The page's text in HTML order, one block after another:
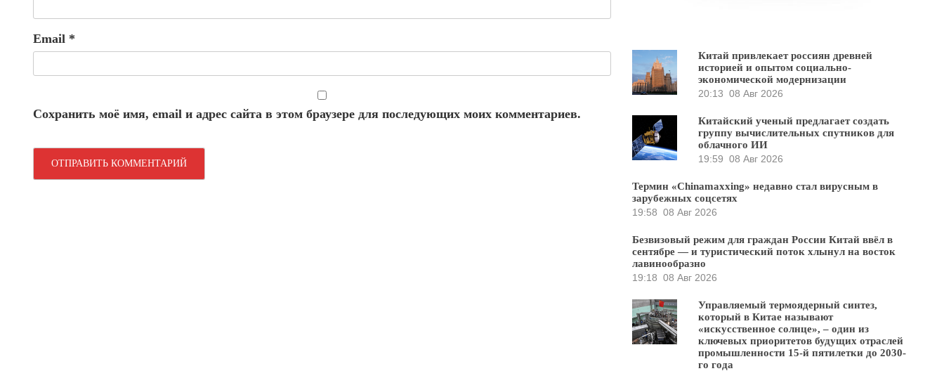
Email *
Сохранить моё имя, email и адрес сайта в этом браузере для последующих моих комментариев.
Китай привлекает россиян древней
историей и опытом социально-
экономической модернизации
20:13 08 Авг 2026
Китайский ученый предлагает создать
группу вычислительных спутников для
облачного ИИ
19:59 08 Авг 2026
Термин «Chinamaxxing» недавно стал вирусным в
зарубежных соцсетях
19:58 08 Авг 2026
Безвизовый режим для граждан России Китай ввёл в
сентябре — и туристический поток хлынул на восток
лавинообразно
19:18 08 Авг 2026
Управляемый термоядерный синтез,
который в Китае называют
«искусственное солнце», – один из
ключевых приоритетов будущих отраслей
промышленности 15-й пятилетки до 2030-
го года